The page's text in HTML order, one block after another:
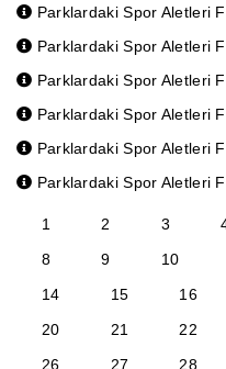
Parklardaki Spor Aletleri
Parklardaki Spor Aletleri
Parklardaki Spor Aletleri
Parklardaki Spor Aletleri
Parklardaki Spor Aletleri
Parklardaki Spor Aletleri
1 2 3
8
9 10
14
15 16
20
21 22
26
27 28